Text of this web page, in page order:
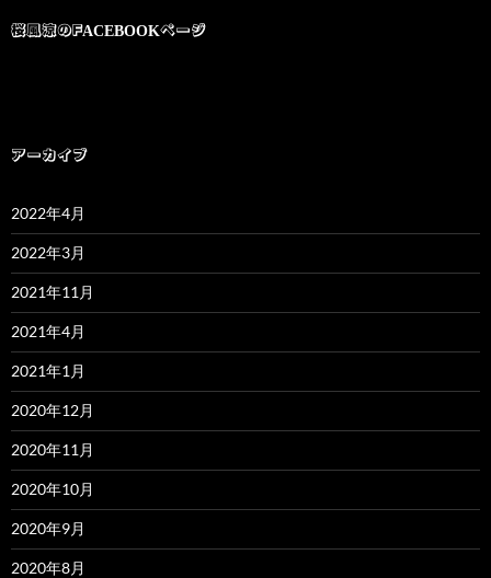
桜風涼のFACEBOOKページ
アーカイブ
2022年4月
2022年3月
2021年11月
2021年4月
2021年1月
2020年12月
2020年11月
2020年10月
2020年9月
2020年8月